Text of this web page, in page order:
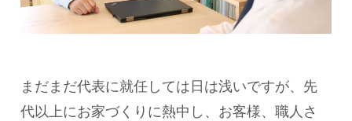
まだまだ代表に就任しては日は浅いですが、先
代以上にお家づくりに熱中し、お客様、職人さ